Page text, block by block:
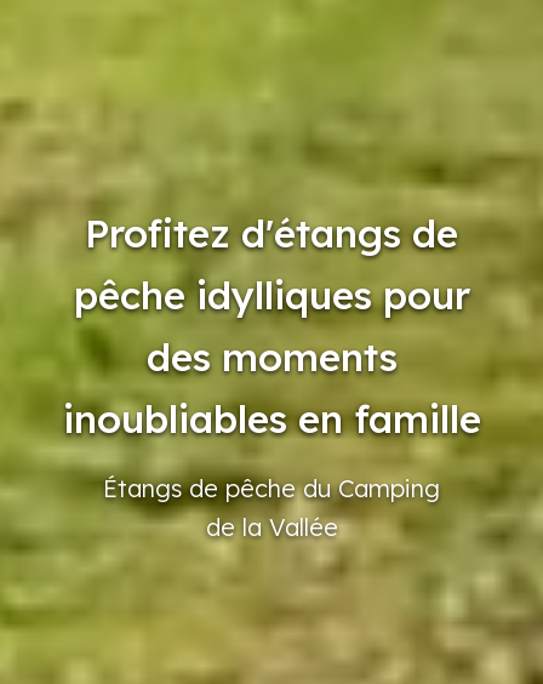
Profitez d'étangs de
pêche idylliques pour
des moments
inoubliables en famille
Étangs de pêche du Camping
de la Vallée